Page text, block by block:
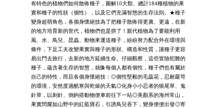
有特色的植物們如何散佈種子，圖解10大類、總計184種植物的果
實和種子的性狀（個性），以及它們充滿智慧的生存法則。★種子
變身超萌角色，各個身懷絕技為了把種子散佈得更廣、更遠，在新
的地方培育新的世代，植物們也是拼了！親代植物為了要能利用
風、水、鳥兒、昆蟲、動物來運送種子，紛紛努力配合外在環境與
條件，下足工夫改變果實與種子的形狀、構造和性質，讓種子更容
易出門去旅行，去新的地方延續生命。仔細觀察，這些冒險犯難的
種子，蘊含著生存的智慧，就像每個人都有個性，種子們也有屬於
自己的特性，而且各個身懷絕技：◎個性堅毅的毛蕊花，忍耐嚴苛
的環境，安然度過酷寒與乾燥的天氣◎化身小小忍者的狼尾草、鬼
針草，以刺針、倒鉤搭動物便車前往下一站◎美顏系的海州常山，
果實閃耀如山野中的紅藍寶石，引誘鳥兒吞下，變身便便出發◎寄